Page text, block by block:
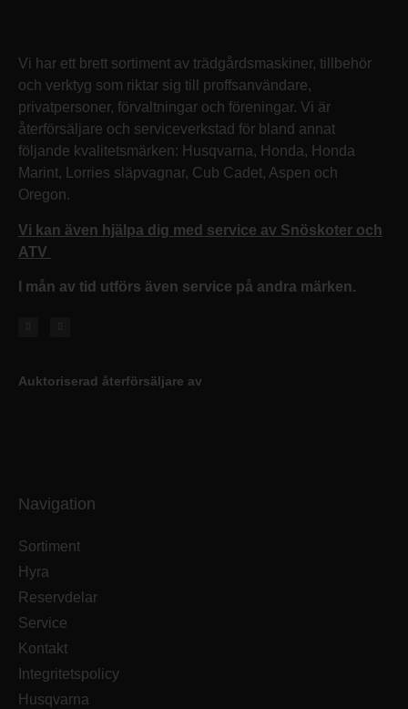
Vi har ett brett sortiment av trädgårdsmaskiner, tillbehör
och verktyg som riktar sig till proffsanvändare,
privatpersoner, förvaltningar och föreningar. Vi är
återförsäljare och serviceverkstad för bland annat
följande kvalitetsmärken: Husqvarna, Honda, Honda
Marint, Lorries släpvagnar, Cub Cadet, Aspen och
Oregon.
Vi kan även hjälpa dig med service av Snöskoter och
ATV
I mån av tid utförs även service på andra märken.
Auktoriserad återförsäljare av
Navigation
Sortiment
Hyra
Reservdelar
Service
Kontakt
Integritetspolicy
Husqvarna